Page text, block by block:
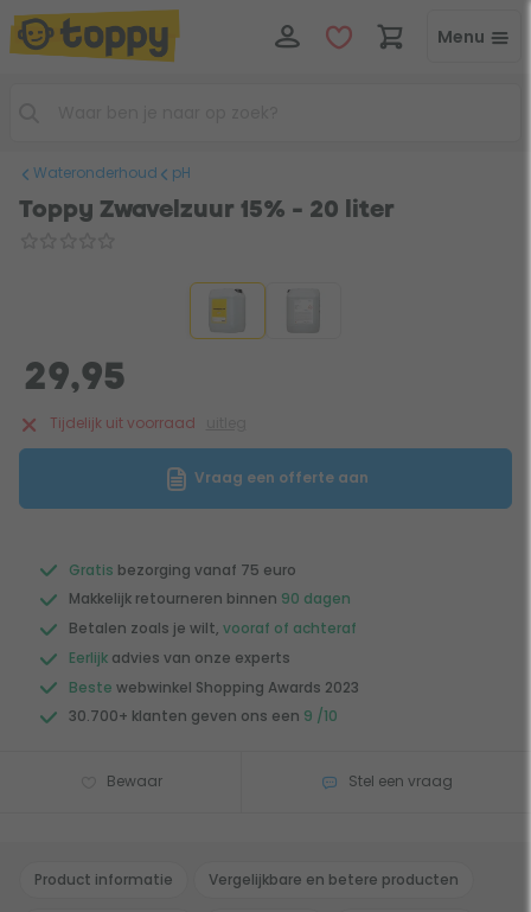
Menu
Wateronderhoud pH
Toppy Zwavelzuur 15% - 20 liter
29,95
Tijdelijk uit voorraad
Vraag een offerte aan
Gratis bezorging vanaf 75 euro
Makkelijk retourneren binnen 90 dagen
Betalen zoals je wilt, vooraf of achteraf
Eerlijk advies van onze experts
Beste webwinkel Shopping Awards 2023
30.700+ klanten geven ons een 9 /10
Bewaar Stel een vraag
Product informatie Vergelijkbare en betere producten